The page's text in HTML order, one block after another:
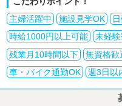
主婦活躍中
施設見学OK
時給1000円以上可能
未経
残業月10時間以下
無資格歓
車・バイク通勤OK
週3日以